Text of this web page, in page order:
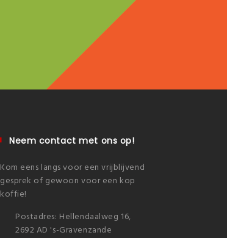
Neem contact met ons op!
Kom eens langs voor een vrijblijvend
gesprek of gewoon voor een kop
koffie!
Postadres: Hellendaalweg 16,
2692 AD 's-Gravenzande